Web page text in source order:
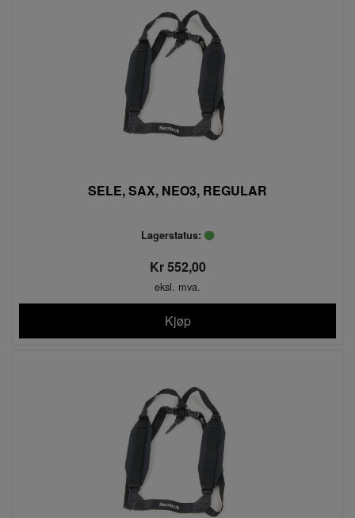
SELE, SAX, NEO3, REGULAR
Lagerstatus:
Kr 552,00
eksl. mva.
Kjøp